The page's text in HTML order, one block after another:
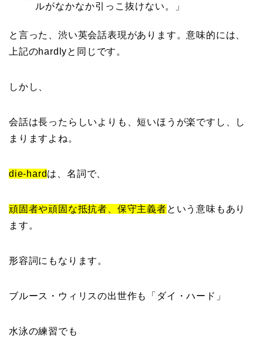
ルがなかなか引っこ抜けない。」
と言った、渋い英会話表現があります。意味的には、
上記のhardlyと同じです。
しかし、
会話は長ったらしいよりも、短いほうが楽ですし、し
まりますよね。
die-hardは、名詞で、
頑固者や頑固な抵抗者、保守主義者という意味もあり
ます。
形容詞にもなります。
ブルース・ウィリスの出世作も「ダイ・ハード」
水泳の練習でも